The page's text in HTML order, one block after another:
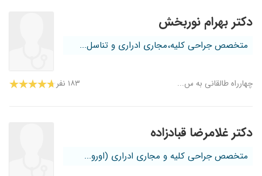
دکتر بهرام نوربخش
متخصص جراحی کلیه،مجاری ادراری و تناسل...
چهارراه طالقانی به س... ۱۸۳ نفر
دکتر غلامرضا قبادزاده
متخصص جراحی کلیه و مجاری ادراری (اورو...